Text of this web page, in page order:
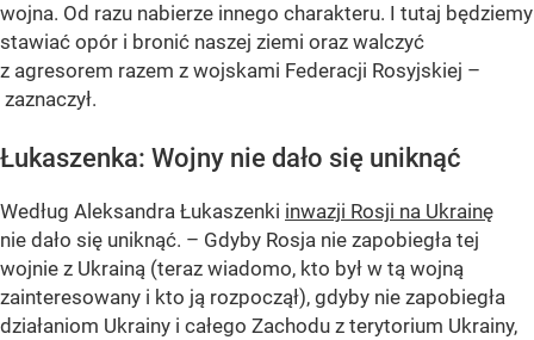
wojna. Od razu nabierze innego charakteru. I tutaj będziemy
stawiać opór i bronić naszej ziemi oraz walczyć
z agresorem razem z wojskami Federacji Rosyjskiej –
zaznaczył.
Łukaszenka: Wojny nie dało się uniknąć
Według Aleksandra Łukaszenki inwazji Rosji na Ukrainę
nie dało się uniknąć. – Gdyby Rosja nie zapobiegła tej
wojnie z Ukrainą (teraz wiadomo, kto był w tą wojną
zainteresowany i kto ją rozpoczął), gdyby nie zapobiegła
działaniom Ukrainy i całego Zachodu z terytorium Ukrainy,